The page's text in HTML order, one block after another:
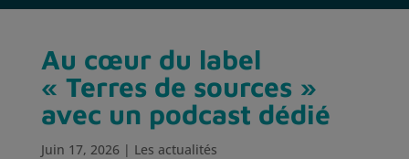
Au cœur du label
« Terres de sources »
avec un podcast dédié
Juin 17, 2026| Les actualités